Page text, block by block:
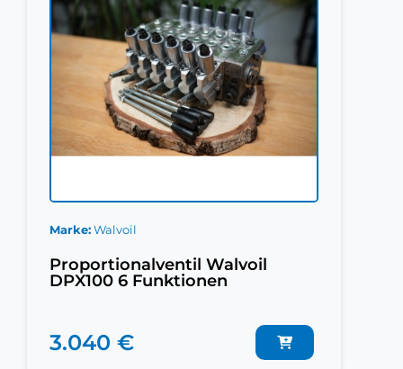
Marke Walvoil
Proportionalventil Walvoil
DPX100 6 Funktionen
3.040 €